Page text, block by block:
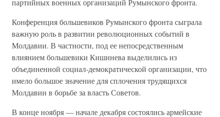
партийных военных организаций Румынского фронта.
Конференция большевиков Румынского фронта сыграла
важную роль в развитии революционных событий в
Молдавии. В частности, под ее непосредственным
влиянием большевики Кишинева выделились из
объединенной социал-демократической организации, что
имело большое значение для сплочения трудящихся
Молдавии в борьбе за власть Советов.
В конце ноября — начале декабря состоялись армейские